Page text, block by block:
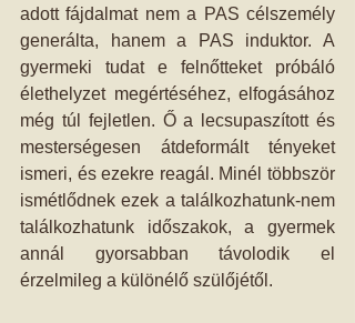
adott fájdalmat nem a PAS célszemély
generálta, hanem a PAS induktor. A
gyermeki tudat e felnőtteket próbáló
élethelyzet megértéséhez, elfogásához
még túl fejletlen. Ő a lecsupaszított és
mesterségesen átdeformált tényeket
ismeri, és ezekre reagál. Minél többször
ismétlődnek ezek a találkozhatunk-nem
találkozhatunk időszakok, a gyermek
annál gyorsabban távolodik el
érzelmileg a különélő szülőjétől.